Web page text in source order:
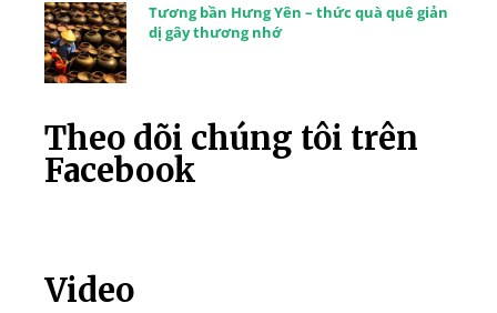
Tương bần Hưng Yên – thức quà quê giản
dị gây thương nhớ
Theo dõi chúng tôi trên
Facebook
Video